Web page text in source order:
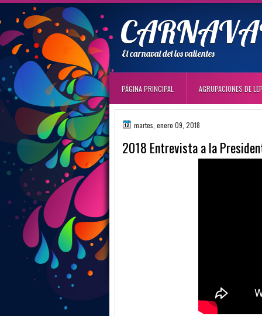
El carnaval del los valientes
PÁGINA PRINCIPAL AGRUPACIONES DE
martes, enero 09, 2018
2018 Entrevista a la